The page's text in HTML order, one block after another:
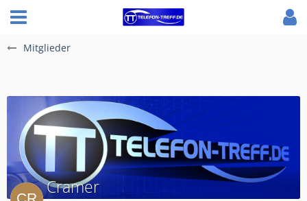
Mitglieder
Cramer